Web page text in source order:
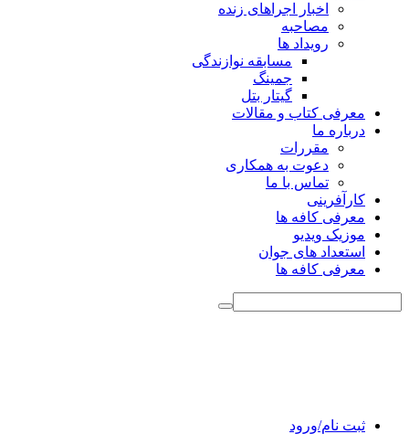
اخبار اجراهای زنده
مصاحبه
رویداد ها
مسابقه نوازندگی
جمینگ
گیتار بتل
معرفی کتاب و مقالات
درباره ما
مقررات
دعوت به همکاری
تماس با ما
کارآفرینی
معرفی کافه ها
موزیک ویدیو
استعداد های جوان
معرفی کافه ها
ثبت نام/ورود